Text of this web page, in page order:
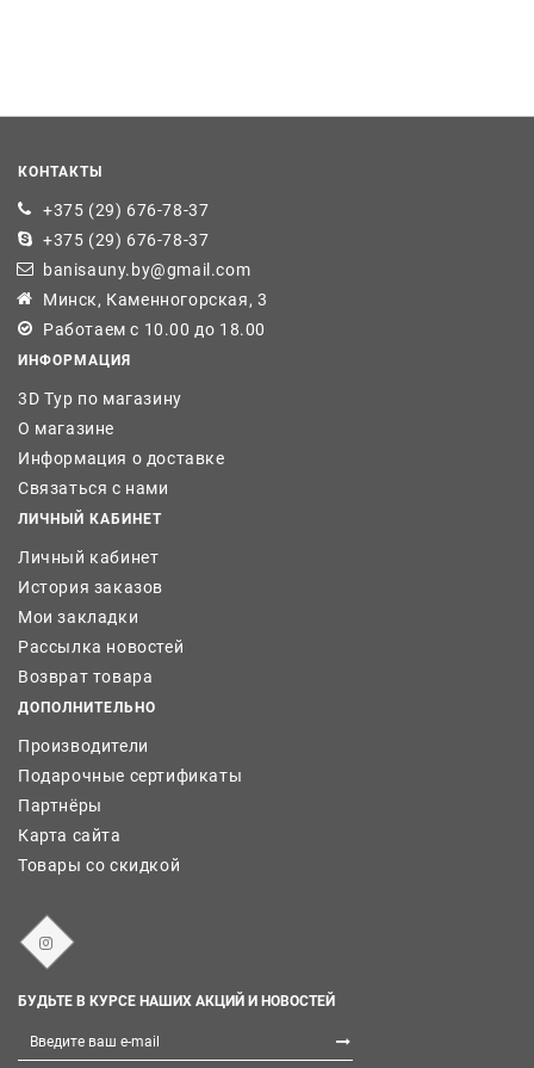
КОНТАКТЫ
+375 (29) 676-78-37
+375 (29) 676-78-37
banisauny.by@gmail.com
Минск, Каменногорская, 3
Работаем с 10.00 до 18.00
ИНФОРМАЦИЯ
3D Тур по магазину
О магазине
Информация о доставке
Связаться с нами
ЛИЧНЫЙ КАБИНЕТ
Личный кабинет
История заказов
Мои закладки
Рассылка новостей
Возврат товара
ДОПОЛНИТЕЛЬНО
Производители
Подарочные сертификаты
Партнёры
Карта сайта
Товары со скидкой
БУДЬТЕ В КУРСЕ НАШИХ АКЦИЙ И НОВОСТЕЙ